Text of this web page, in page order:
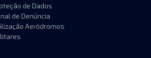
de Dados
de Denúncia
Aeródromos